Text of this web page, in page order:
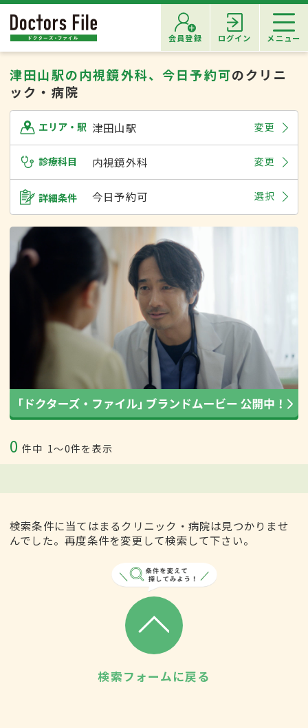
会員登録 ログイン メニュー
津田山駅の内視鏡外科、今日予約可のクリニ
ック・病院
エリア・駅 津田山駅 変更
診療科目 内視鏡外科 変更
詳細条件 今日予約可 選択
0 件中 1〜0件を表示
検索条件に当てはまるクリニック・病院は見つかりませ
んでした。再度条件を変更して検索して下さい。
検索フォームに戻る